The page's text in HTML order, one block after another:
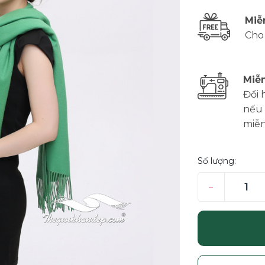
Đổi
nếu
Số lượng:
–